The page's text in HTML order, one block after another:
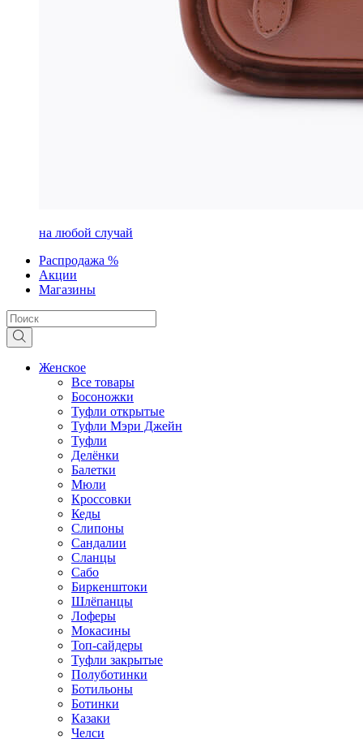
на любой случай
Распродажа %
Акции
Магазины
Женское
Все товары
Босоножки
Туфли открытые
Туфли Мэри Джейн
Туфли
Делёнки
Балетки
Мюли
Кроссовки
Кеды
Слипоны
Сандалии
Сланцы
Сабо
Биркенштоки
Шлёпанцы
Лоферы
Мокасины
Топ-сайдеры
Туфли закрытые
Полуботинки
Ботильоны
Ботинки
Казаки
Челси